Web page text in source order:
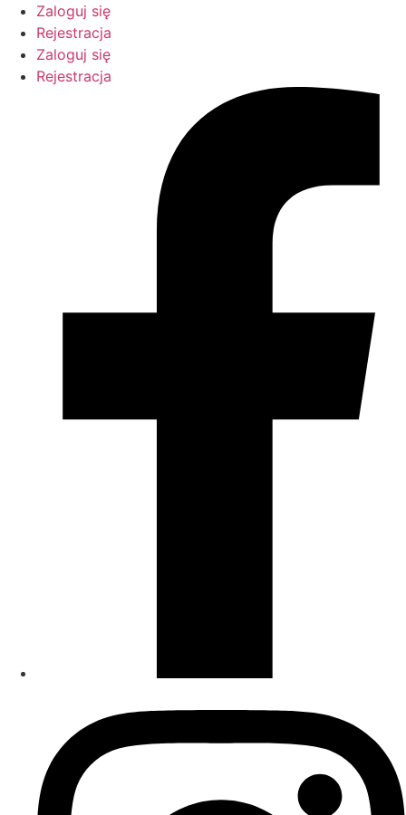
Przejdź
treści
Zaloguj się
Rejestracja
Zaloguj się
Rejestracja